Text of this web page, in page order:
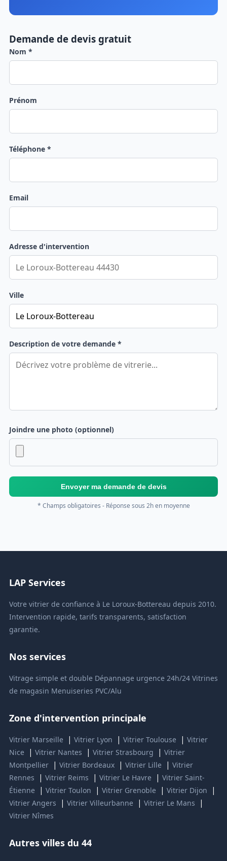
Demande de devis gratuit
Nom *
Prénom
Téléphone *
Email
Adresse d'intervention
Ville
Description de votre demande *
Joindre une photo (optionnel)
Envoyer ma demande de devis
* Champs obligatoires - Réponse sous 2h en moyenne
LAP Services
Votre vitrier de confiance à Le Loroux-Bottereau depuis 2010.
Intervention rapide, tarifs transparents, satisfaction
garantie.
Nos services
Vitrage simple et double Dépannage urgence 24h/24 Vitrines
de magasin Menuiseries PVC/Alu
Zone d'intervention principale
Vitrier Marseille | Vitrier Lyon | Vitrier Toulouse | Vitrier
Nice
| Vitrier Nantes | Vitrier Strasbourg | Vitrier
Montpellier | Vitrier Bordeaux | Vitrier Lille | Vitrier
Rennes
| Vitrier Reims | Vitrier Le Havre | Vitrier Saint-
Étienne
| Vitrier Toulon | Vitrier Grenoble | Vitrier Dijon |
Vitrier Angers | Vitrier Villeurbanne | Vitrier Le Mans |
Vitrier Nîmes
Autres villes du 44